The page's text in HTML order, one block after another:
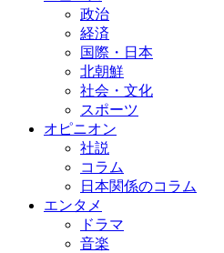
政治
経済
国際・日本
北朝鮮
社会・文化
スポーツ
オピニオン
社説
コラム
日本関係のコラム
エンタメ
ドラマ
音楽